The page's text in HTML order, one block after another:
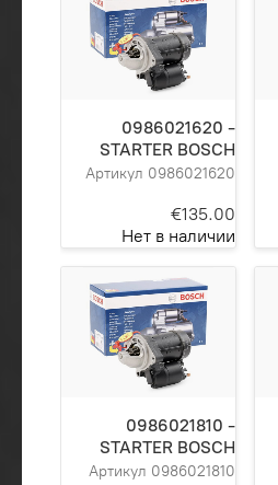
0986021620 -
STARTER BOSCH
Артикул 0986021620
€135.00
Нет в наличии
0986021810 -
STARTER BOSCH
Артикул 0986021810